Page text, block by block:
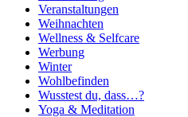
Veranstaltungen
Weihnachten
Wellness & Selfcare
Werbung
Winter
Wohlbefinden
Wusstest du, dass…?
Yoga & Meditation